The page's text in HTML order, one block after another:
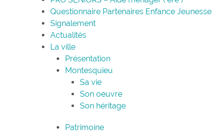
Questionnaire Partenaires Enfance Jeunesse
Signalement
Actualités
La ville
Présentation
Montesquieu
Sa vie
Son oeuvre
Son héritage
Patrimoine